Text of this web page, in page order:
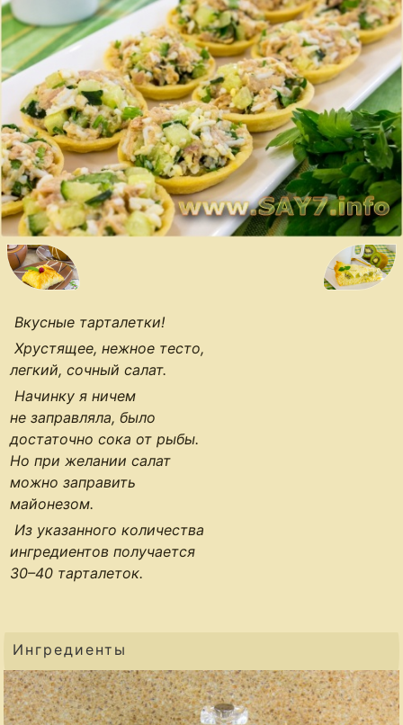
Вкусные тарталетки!
Хрустящее, нежное тесто,
легкий, сочный салат.
Начинку я ничем
не заправляла, было
достаточно сока от рыбы.
Но при желании салат
можно заправить
майонезом.
Из указанного количества
ингредиентов получается
30–40 тарталеток.
Ингредиенты